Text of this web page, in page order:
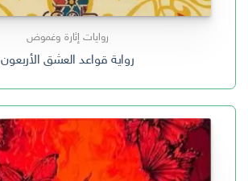
روايات إثارة وغموض
رواية قواعد العشق الأربعون